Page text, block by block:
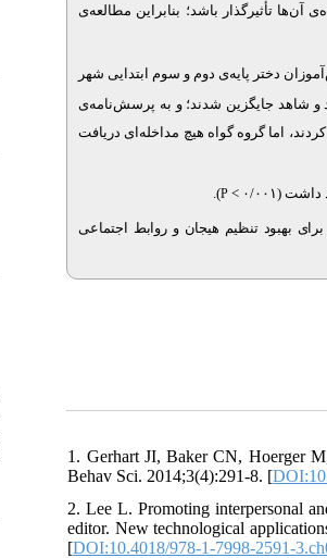
تأثیرگذار باشد؛ بنابراین مطالعه‌ی
دختر پایه‌ی دوم و سوم ابتدایی شهر
بودند، ۳۰ نفر به روش نمونه‌گیری هدفمند انتخاب و به ‌طور تصادفی در دو گروه ۱۵ نفری مورد و شاهد جایگزین شدند؛ و به پرسش‌نامه‌ی
جلسه‌ی‌ بازی‌درمانی شرکت کردند، اما گروه گواه هیچ مداخله‌ای دریافت
(۰/۰۰۱ > P
)
بهبود تنظیم هیجان و روابط اجتماعی
1. Gerhart JI, Baker CN, Hoerger
Behav Sci. 2014;3(4):291-8. [
2. Lee L. Promoting interpersonal
editor. New technological
[DOI:10.4018/978-1-7998-2591-